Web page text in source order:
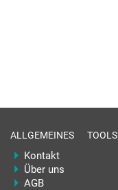
ALLGEMEINES
Kontakt
Über uns
AGB
TOOLS